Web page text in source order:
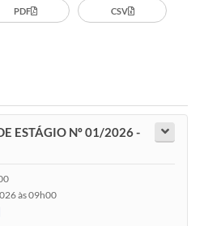
PDF CSV
ESTÁGIO Nº 01/2026 -
às 09h00